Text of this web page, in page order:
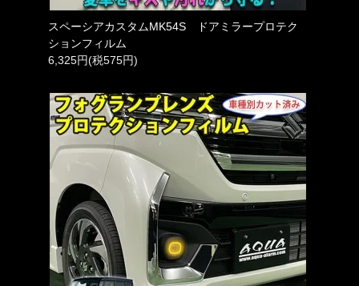
スペーシアカスタムMK54S ドアミラープロテク
ションフィルム
6,325円(税575円)